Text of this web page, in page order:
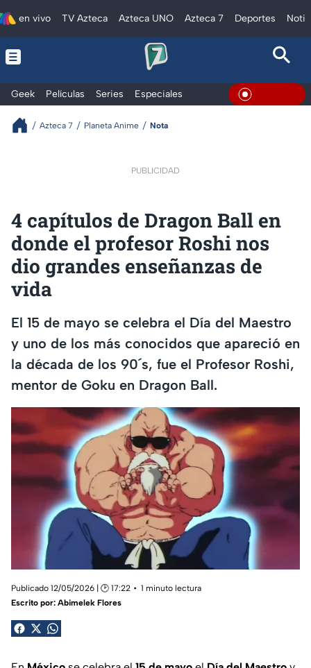
en vivo TV Azteca Azteca UNO Azteca 7 Deportes
Geek Películas Series Especiales
Azteca 7 Planeta Anime Nota
PUBLICIDAD
4 capítulos de Dragon Ball en
donde el profesor Roshi nos
dio grandes enseñanzas de
vida
El 15 de mayo se celebra el Día del Maestro
y uno de los más conocidos que apareció en
la década de los 90´s, fue el Profesor Roshi,
mentor de Goku en Dragon Ball.
Publicado 12/05/2026 | 🕑 17:22
1 minuto lectura
Escrito por: Abimelek Flores